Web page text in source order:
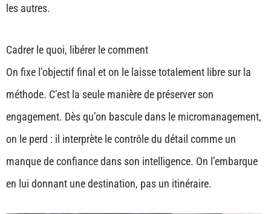
les autres.
Cadrer le quoi, libérer le comment
On fixe l’objectif final et on le laisse totalement libre sur la
méthode. C’est la seule manière de préserver son
engagement. Dès qu’on bascule dans le micromanagement,
on le perd : il interprète le contrôle du détail comme un
manque de confiance dans son intelligence. On l’embarque
en lui donnant une destination, pas un itinéraire.